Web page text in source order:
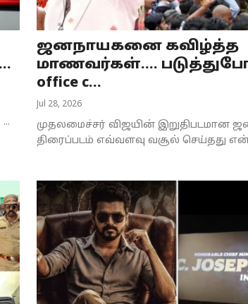
ஜனநாயகனை கவிழ்த்த
மாணவர்கள்....
office c...
Jul 28, 2026
முதலமைச்சர் விஜயின் இறுதிபடமான
திரைப்படம் எவ்வளவு வசூல் செய்தது